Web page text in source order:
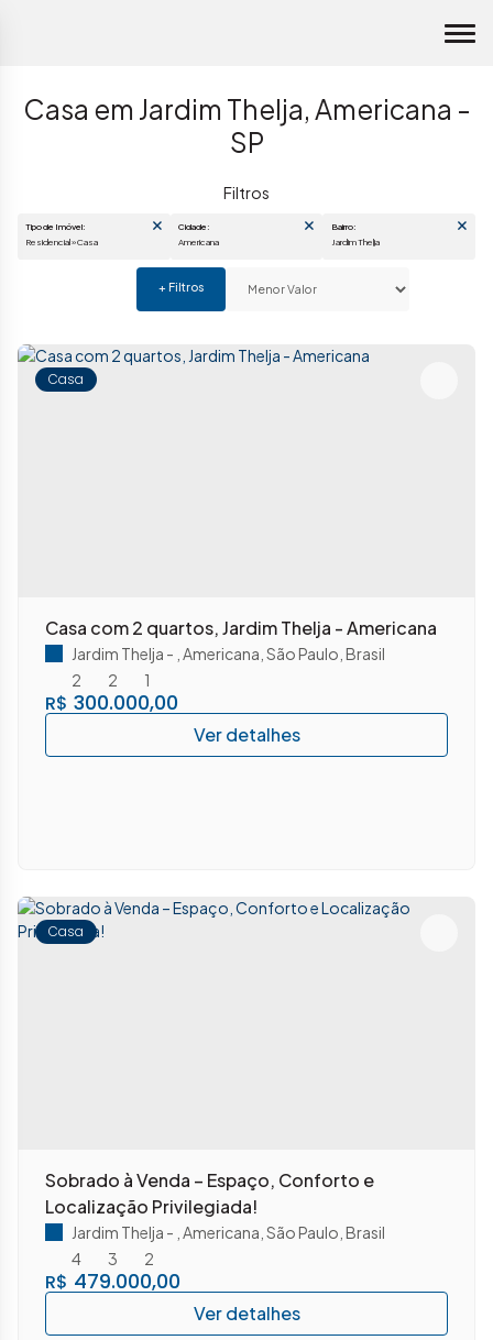
Casa em Jardim Thelja, Americana -
SP
Americana
Casa
Casa com 2 quartos, Jardim Thelja - Americana
R$ 300.000,00
Jardim Thelja Americana São Paulo Brasil
2
2 1
Casa
Sobrado à Venda – Espaço, Conforto e
Localização Privilegiada!
R$ 479.000,00
Jardim Thelja Americana São Paulo Brasil
4
3 2